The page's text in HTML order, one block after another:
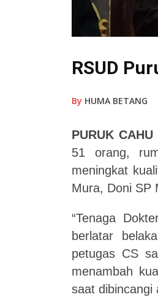
RSUD
By HUMA BETANG
PURUK
51 orang,
meningkat
Mura, Doni SP
“Tenaga
berlatar
petugas CS
menambah
saat dibincangi